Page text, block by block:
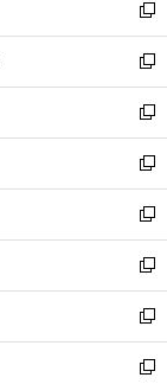
で
開
く
ド
ウ
で
開
く
新
し
い
ウ
ィ
ン
ド
ウ
で
開
く
新
し
い
ウ
ィ
ン
ド
ウ
で
開
く
新
し
い
ウ
ィ
ン
ド
ウ
で
開
く
新
し
い
ウ
ィ
ン
ド
ウ
で
新
し
い
ウ
ィ
ン
ド
新
し
い
ウ
ィ
新
し
い
新